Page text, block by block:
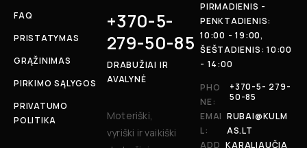
FAQ
PRISTATYMAS
GRĄŽINIMAS
PIRKIMO SĄLYGOS
PRIVATUMO
POLITIKA
+370-5-
279-50-85
DRABUŽIAI IR
AVALYNĖ
Moteriški,
vyriški ir vaikiški
PIRMADIENIS -
PENKTADIENIS:
10:00 - 19:00,
ŠEŠTADIENIS: 10:00
- 14:00
PHO
NE:
+370-5- 279-
50-85
EMAI
L:
RUBAI@KULM
AS.LT
ADD KARALIAUČIA